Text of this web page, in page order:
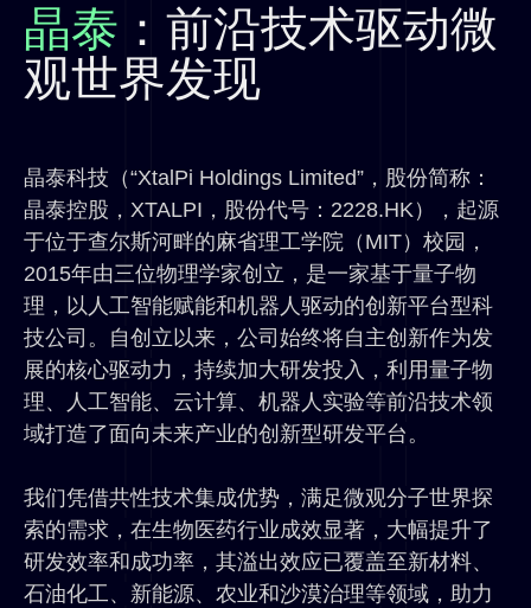
晶泰 ：前沿技术驱动微
观世界发现
晶泰科技（“XtalPi Holdings Limited”，股份简称：
晶泰控股，XTALPI，股份代号：2228.HK），起源
于位于查尔斯河畔的麻省理工学院（MIT）校园，
2015年由三位物理学家创立，是一家基于量子物
理，以人工智能赋能和机器人驱动的创新平台型科
技公司。 自创立以来，公司始终将自主创新作为发
展的核心驱动力，持续加大研发投入，利用量子物
理、人工智能、云计算、机器人实验等前沿技术领
域打造了面向未来产业的创新型研发平台。
我们凭借共性技术集成优势，满足微观分子世界探
索的需求，在生物医药行业成效显著，大幅提升了
研发效率和成功率，其溢出效应已覆盖至新材料、
石油化工、新能源、农业和沙漠治理等领域，助力